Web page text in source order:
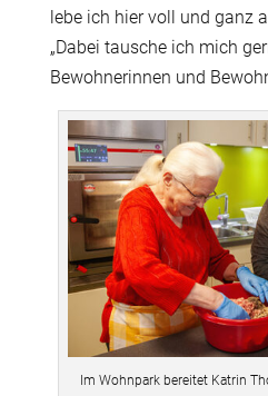
lebe ich hier voll und ganz
„Dabei tausche ich mich
Bewohnerinnen und
Im Wohnpark bereitet Katrin